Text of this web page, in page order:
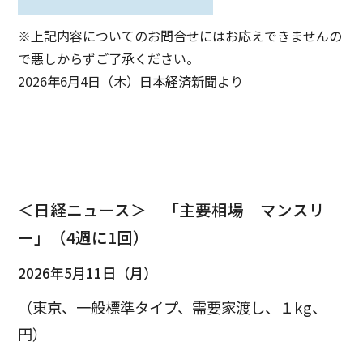
※上記内容についてのお問合せにはお応えできませんの
で悪しからずご了承ください。
2026年6月4日（木）日本経済新聞より
＜日経ニュース＞ 「主要相場 マンスリ
ー」（4週に1回）
2026年5月11日（月）
（東京、一般標準タイプ、需要家渡し、１kg、
円）